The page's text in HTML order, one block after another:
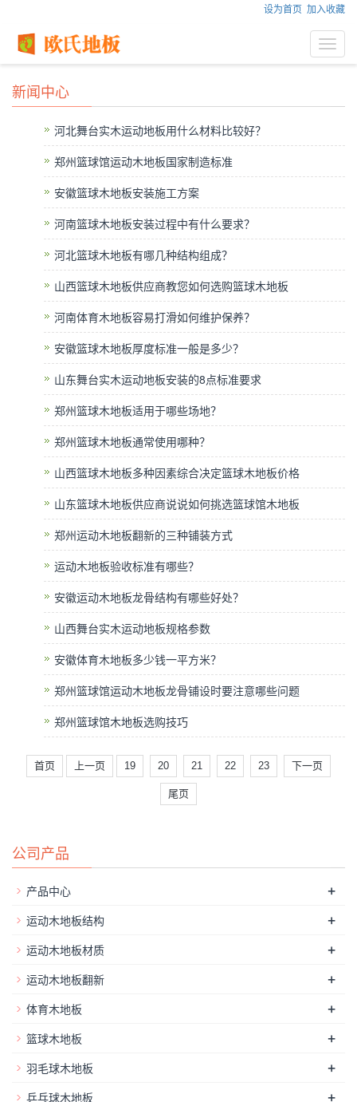
设为首页 加入收藏
新闻中心
河北舞台实木运动地板用什么材料比较好？
郑州篮球馆运动木地板国家制造标准
安徽篮球木地板安装施工方案
河南篮球木地板安装过程中有什么要求？
河北篮球木地板有哪几种结构组成？
山西篮球木地板供应商教您如何选购篮球木地板
河南体育木地板容易打滑如何维护保养？
安徽篮球木地板厚度标准一般是多少？
山东舞台实木运动地板安装的8点标准要求
郑州篮球木地板适用于哪些场地？
郑州篮球木地板通常使用哪种？
山西篮球木地板多种因素综合决定篮球木地板价格
山东篮球木地板供应商说说如何挑选篮球馆木地板
郑州运动木地板翻新的三种铺装方式
运动木地板验收标准有哪些？
安徽运动木地板龙骨结构有哪些好处？
山西舞台实木运动地板规格参数
安徽体育木地板多少钱一平方米？
郑州篮球馆运动木地板龙骨铺设时要注意哪些问题
郑州篮球馆木地板选购技巧
首页 上一页 19 20 21 22 23 下一页
尾页
公司产品
产品中心 +
运动木地板结构 +
运动木地板材质 +
运动木地板翻新 +
体育木地板 +
篮球木地板 +
羽毛球木地板 +
乒乓球木地板 +